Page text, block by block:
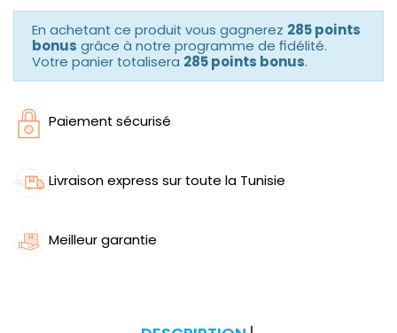
En achetant ce produit vous gagnerez 285 points
bonus grâce à notre programme de fidélité.
Votre panier totalisera 285 points bonus.
Paiement sécurisé
Livraison express sur toute la Tunisie
Meilleur garantie